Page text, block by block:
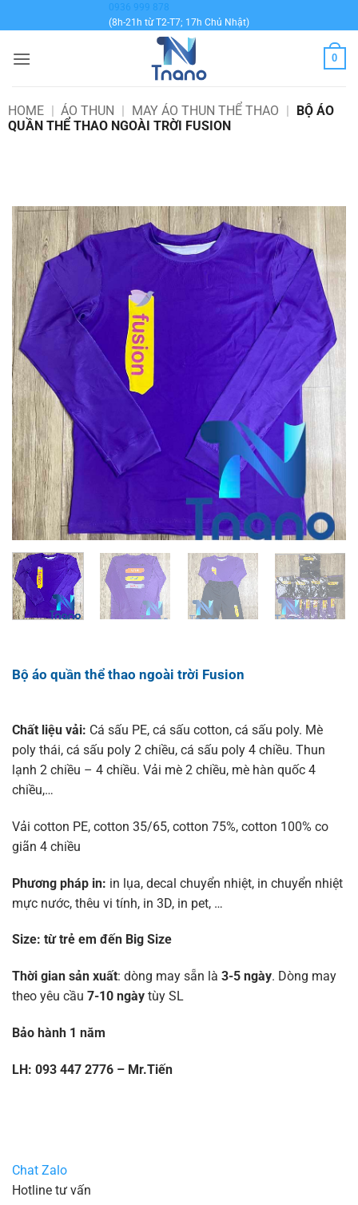
qua
dung
0936 999 878
(8h-21h từ T2-T7; 17h Chủ Nhật)
0
HOME | ÁO THUN | MAY ÁO THUN THỂ THAO | BỘ ÁO
QUẦN THỂ THAO NGOÀI TRỜI FUSION
Bộ áo quần thể thao ngoài trời Fusion
Chất liệu vải: Cá sấu PE, cá sấu cotton, cá sấu poly. Mè
poly thái, cá sấu poly 2 chiều, cá sấu poly 4 chiều. Thun
lạnh 2 chiều – 4 chiều. Vải mè 2 chiều, mè hàn quốc 4
chiều,…
Vải cotton PE, cotton 35/65, cotton 75%, cotton 100% co
giãn 4 chiều
Phương pháp in: in lụa, decal chuyển nhiệt, in chuyển nhiệt
mực nước, thêu vi tính, in 3D, in pet, …
Size: từ trẻ em đến Big Size
Thời gian sản xuất: dòng may sẵn là 3-5 ngày. Dòng may
theo yêu cầu 7-10 ngàytùy SL
Bảo hành 1 năm
LH: 093 447 2776 – Mr.Tiến
Chat Zalo
Hotline tư vấn